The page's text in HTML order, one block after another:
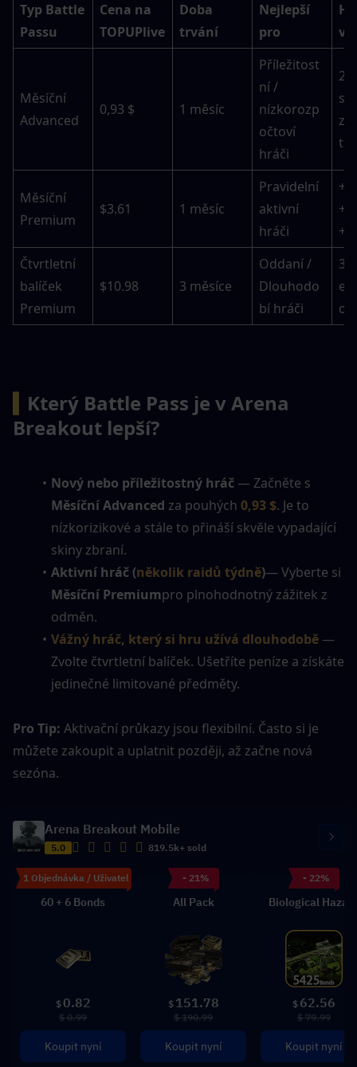
Typ Battle
Passu
Cena na
TOPUPlive
Doba
trvání
Nejlepší
pro
Měsíční
Advanced
0,93 $ 1 měsíc
Příležitost
ní /
nízkorozp
očtoví
hráči
2
Měsíční
Premium
$3.61 1 měsíc
Pravidelní
aktivní
hráči
Čtvrtletní
balíček
Premium
$10.98 3 měsíce
Oddaní /
Dlouhodo
bí hráči
3
Který Battle Pass je v Arena
Breakout lepší?
Nový nebo příležitostný hráč
Měsíční Advanced za pouhých 0,93 $. Je to
nízkorizikové a stále to přináší skvěle vypadající
skiny zbraní.
Aktivní hráč (několik raidů týdně)
Měsíční Premiumpro plnohodnotný zážitek z
odměn.
Vážný hráč, který si hru užívá dlouhodobě —
Zvolte čtvrtletní balíček. Ušetříte peníze a získáte
jedinečné limitované předměty.
Pro Tip: Aktivační průkazy jsou flexibilní. Často si je
můžete zakoupit a uplatnit později, až začne nová
sezóna.
Arena Breakout Mobile
5.0 819.5k+ sold
1 Objednávka / Uživatel
60 + 6 Bonds
$ 0.82
$ 0.99
Koupit nyní
- 21%
All Pack
$ 151.78
$ 190.99
Koupit nyní
- 22%
Biological
$ 62.56
$ 79.99
Koupit nyní